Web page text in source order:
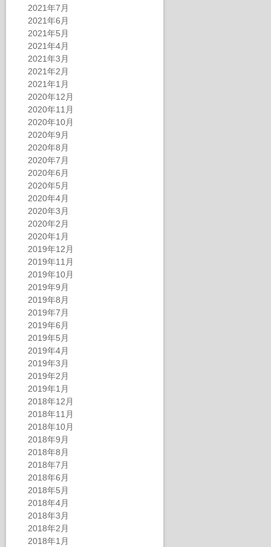
2021年7月
2021年6月
2021年5月
2021年4月
2021年3月
2021年2月
2021年1月
2020年12月
2020年11月
2020年10月
2020年9月
2020年8月
2020年7月
2020年6月
2020年5月
2020年4月
2020年3月
2020年2月
2020年1月
2019年12月
2019年11月
2019年10月
2019年9月
2019年8月
2019年7月
2019年6月
2019年5月
2019年4月
2019年3月
2019年2月
2019年1月
2018年12月
2018年11月
2018年10月
2018年9月
2018年8月
2018年7月
2018年6月
2018年5月
2018年4月
2018年3月
2018年2月
2018年1月